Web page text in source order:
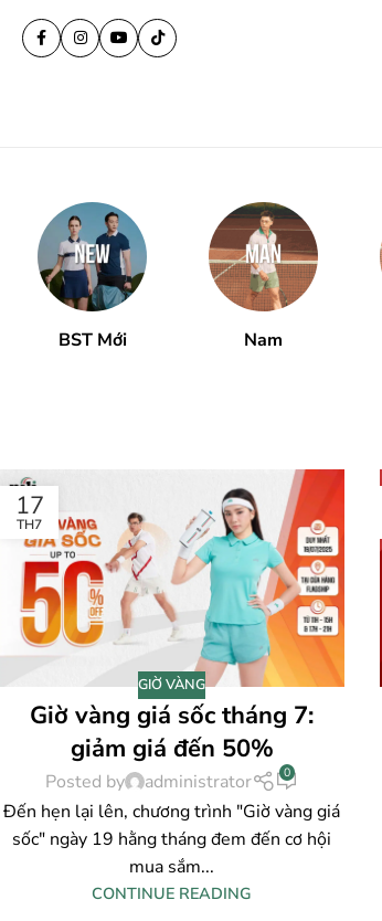
BST Mới Nam
17
TH7
GIỜ VÀNG
Giờ vàng giá sốc tháng 7:
giảm giá đến 50%
Posted by administrator 0
Đến hẹn lại lên, chương trình "Giờ vàng giá
sốc" ngày 19 hằng tháng đem đến cơ hội
mua sắm...
CONTINUE READING